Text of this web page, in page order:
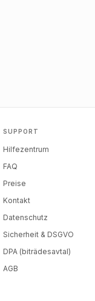
SUPPORT
Hilfezentrum
FAQ
Preise
Kontakt
Datenschutz
Sicherheit & DSGVO
DPA (biträdesavtal)
AGB